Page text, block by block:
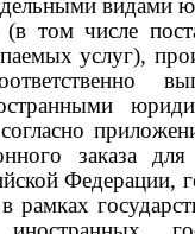
видами
(в том числе
услуг),
заказа
Федерации,